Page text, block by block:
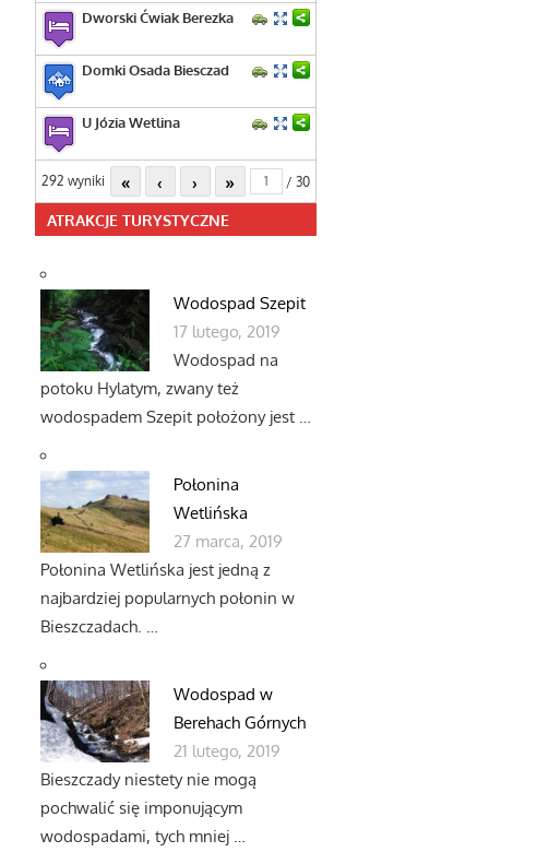
Dworski Ćwiak Berezka
Domki Osada Biesczad
U Józia Wetlina
292 wyniki « ‹ › » / 30
ATRAKCJE TURYSTYCZNE
Wodospad Szepit
17 lutego, 2019
Wodospad na
potoku Hylatym, zwany też
wodospadem Szepit położony jest …
Połonina
Wetlińska
27 marca, 2019
Połonina Wetlińska jest jedną z
najbardziej popularnych połonin w
Bieszczadach. …
Wodospad w
Berehach Górnych
21 lutego, 2019
Bieszczady niestety nie mogą
pochwalić się imponującym
wodospadami, tych mniej …